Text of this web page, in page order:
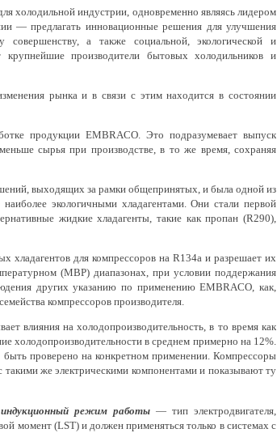
холодильной индустрии, одновременно являясь лидером
— предлагать инновационные решения для улучшения
совершенству, а также социальной, экологической и
крупнейшие производители бытовых холодильников и
рынка и в связи с этим находится в состоянии
продукции EMBRACO. Это подразумевает выпуск
сырья при производстве, в то же время, сохраняя
выходящих за рамки общепринятых, и была одной из
экологичными хладагентами. Они стали первой
жидкие хладагенты, такие как пропан (R290),
хладагентов для компрессоров на R134a и разрешает их
(MBP) диапазонах, при условии поддержания
других указанию по применению EMBRACO, как,
компрессоров производителя.
влияния на холодопроизводительность, в то время как
холодопроизводительности в среднем примерно на 12%.
быть проверено на конкретном применении. Компрессоры
же электрическими компонентами и показывают ту
режим работы— тип электродвигателя,
момент (LST) и должен применяться только в системах с